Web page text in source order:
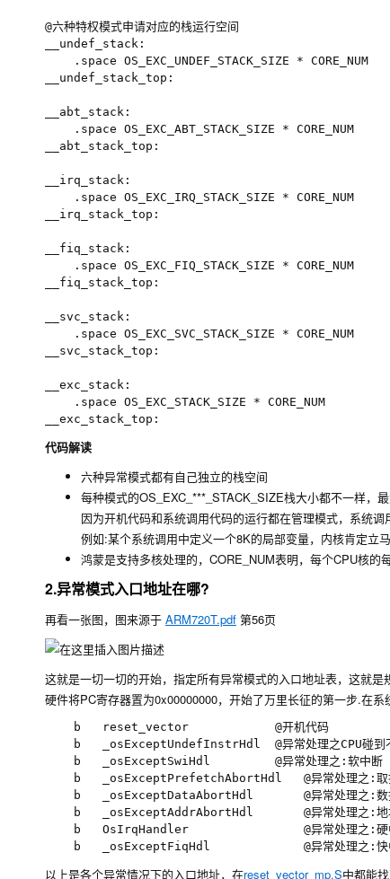
@六种特权模式申请对应的栈运行空间
__undef_stack:
    .space OS_EXC_UNDEF_STACK_SIZE * CORE_NUM
__undef_stack_top:
__abt_stack:
    .space OS_EXC_ABT_STACK_SIZE * CORE_NUM
__abt_stack_top:
__irq_stack:
    .space OS_EXC_IRQ_STACK_SIZE * CORE_NUM
__irq_stack_top:
__fiq_stack:
    .space OS_EXC_FIQ_STACK_SIZE * CORE_NUM
__fiq_stack_top:
__svc_stack:
    .space OS_EXC_SVC_STACK_SIZE * CORE_NUM
__svc_stack_top:
__exc_stack:
    .space OS_EXC_STACK_SIZE * CORE_NUM
代码解读
六种异常模式都有自己独立的栈空间
每种模式的OS_EXC_***_STACK_SIZE栈大小都不一样，
因为开机代码和系统调用代码的运行都在管理模式，系统
例如:某个系统调用中定义一个8K的局部变量，内核肯定立
鸿蒙是支持多核处理的， CORE_NUM表明，每个CPU核的
2.异常模式入口地址在哪?
再看一张图，图来源于 ARM720T.pdf 第56页
这就是一切一切的开始，指定所有异常模式的入口地址表，这就
硬件将PC寄存器置为0x00000000，开始了万里长征的第一步.在
    b   reset_vector            @开机代码
    b   _osExceptUndefInstrHdl 	@异常处理之CPU碰到不认识的指令
    b   _osExceptSwiHdl			@异常处理之:软中断
    b   _osExceptPrefetchAbortHdl	@异常处理之:取指异常
    b   _osExceptDataAbortHdl		@异常处理之:数据异常
    b   _osExceptAddrAbortHdl		@异常处理之:地址异常
    b   OsIrqHandler				@异常处理之:硬中断
以上是各个异常情况下的入口地址，在reset_vector_mp.S中都能